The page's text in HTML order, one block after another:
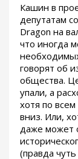
Кашин в
депутатам
Dragon на
что иногда
говорят об
общества.
упали, а
хотя по
вниз. Или,
даже может
(правда